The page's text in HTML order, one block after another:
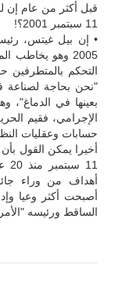
قبل أكثر من عام إن
11 سبتمبر 2001؟!
• إن بيل غيتس،
2005 وهو
التحكم
"نحن بحاجة لصناعة
بعينها في الدماغ"،
الإجرامي، فقيم
حسابات وعقليات
أخيرا يمكن القول
أهداف من وراء
أصبحت أكثر وعيا
الساقط ورئيسه